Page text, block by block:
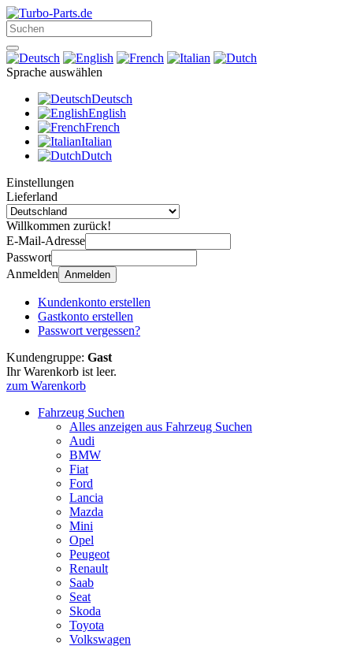
Sprache auswählen
Deutsch
English
French
Italian
Dutch
Einstellungen
Lieferland
Willkommen zurück!
E-Mail-Adresse
Passwort
Anmelden Anmelden
Kundenkonto erstellen
Gastkonto erstellen
Passwort vergessen?
Kundengruppe: Gast
Ihr Warenkorb ist leer.
zum Warenkorb
Fahrzeug Suchen
Alles anzeigen aus Fahrzeug Suchen
Audi
BMW
Fiat
Ford
Lancia
Mazda
Mini
Opel
Peugeot
Renault
Saab
Seat
Skoda
Toyota
Volkswagen